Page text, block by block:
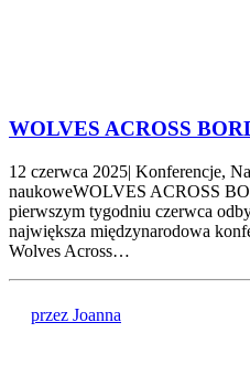
WOLVES ACROSS
12 czerwca 2025| Konferencje,
naukoweWOLVES ACROSS
pierwszym tygodniu czerwca
największa międzynarodowa
Wolves Across…
przez Joanna